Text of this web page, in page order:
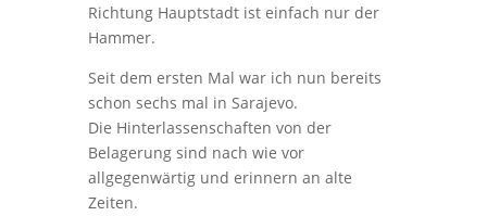
Richtung Hauptstadt ist einfach nur der
Hammer.
Seit dem ersten Mal war ich nun bereits
schon sechs mal in Sarajevo.
Die Hinterlassenschaften von der
Belagerung sind nach wie vor
allgegenwärtig und erinnern an alte
Zeiten.